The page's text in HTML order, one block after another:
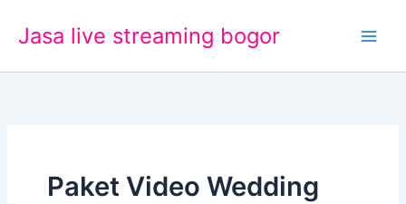
Jasa live streaming bogor
Paket Video Wedding